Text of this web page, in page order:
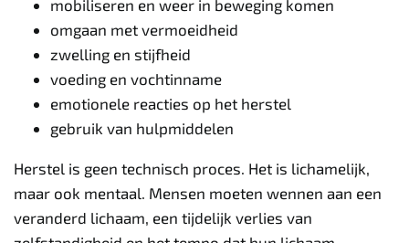
mobiliseren en weer in beweging komen
omgaan met vermoeidheid
zwelling en stijfheid
voeding en vochtinname
emotionele reacties op het herstel
gebruik van hulpmiddelen
Herstel is geen technisch proces. Het is lichamelijk,
maar ook mentaal. Mensen moeten wennen aan een
veranderd lichaam, een tijdelijk verlies van